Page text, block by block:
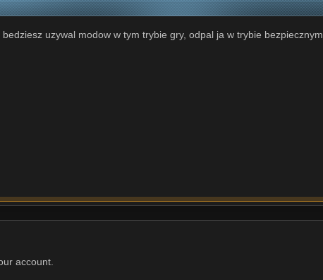
uzywal modow w tym trybie gry, odpal ja w trybie bezpiecznym.
account.